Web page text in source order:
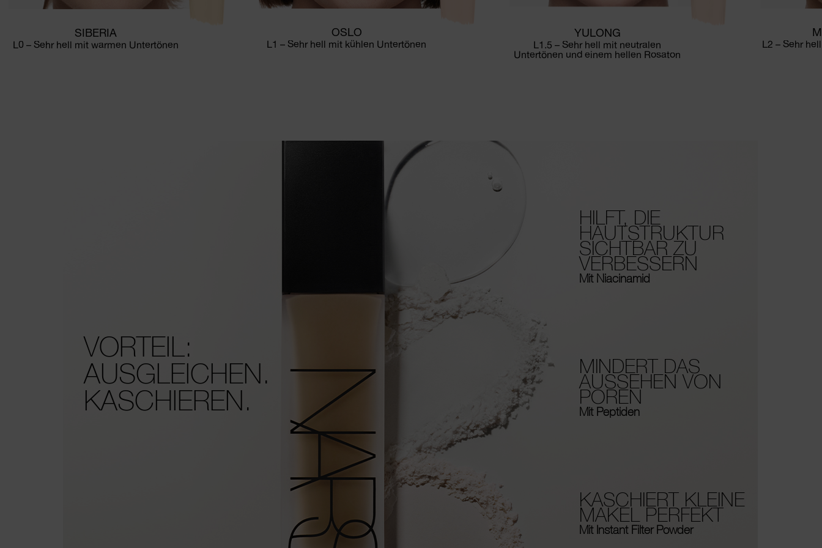
SIBERIA
L0 – Sehr hell mit warmen Untertönen
OSLO
L1 – Sehr hell mit kühlen Untertönen
YULONG
L1.5 – Sehr hell mit neutralen
Untertönen und einem hellen Rosaton
L2 – Sehr
VORTEIL:
AUSGLEICHEN.
KASCHIEREN.
HILFT, DIE
HAUTSTRUKTUR
SICHTBAR ZU
VERBESSERN
Mit Niacinamid
MINDERT DAS
AUSSEHEN VON
POREN
Mit Peptiden
KASCHIERT KLEINE
MAKEL PERFEKT
Mit Instant Filter Powder